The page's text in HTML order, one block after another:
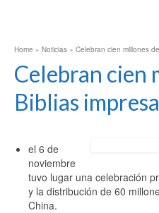
Home » Noticias » Celebran cien millones
Celebran cien
Biblias
el 6 de
noviembre
tuvo lugar una celebración
y la distribución de 60
China.